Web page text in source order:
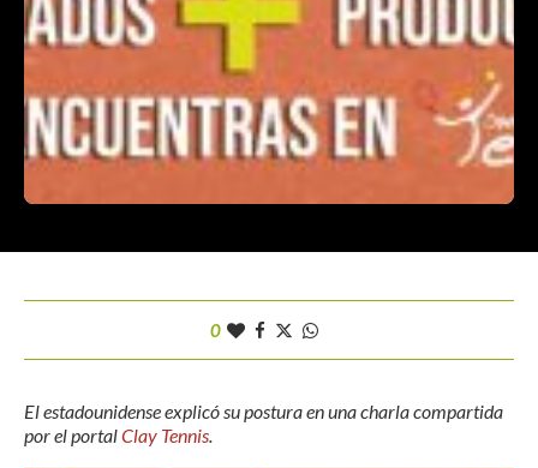
0
El estadounidense explicó su postura en una charla compartida
por el portalClay Tennis.